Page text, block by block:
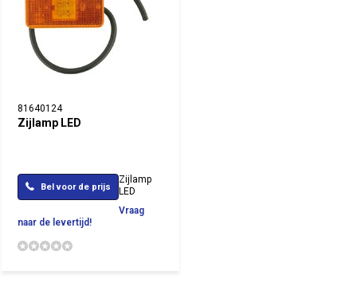
81640124
Zijlamp LED
Bel voor de prijs
Zijlamp
LED
Vraag
naar de levertijd!